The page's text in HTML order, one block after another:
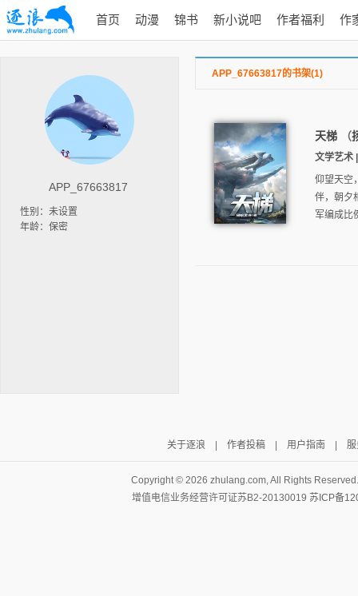
首页 动漫 锦书 新小说吧 作者福利 作
APP_67663817
性别：未设置
年龄：保密
APP_67663817的书架(1)
天梯 （
文学艺术
仰望天空
伴，朝夕
军编成比
关于逐浪 作者投稿| 用户指南 服
Copyright © 2026 zhulang.com, All Rights
增值电信业务经营许可证苏B2-20130019 苏ICP备